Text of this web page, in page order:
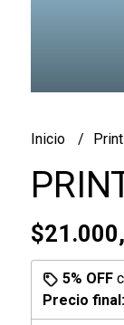
Inicio
5% OFF
Precio final: